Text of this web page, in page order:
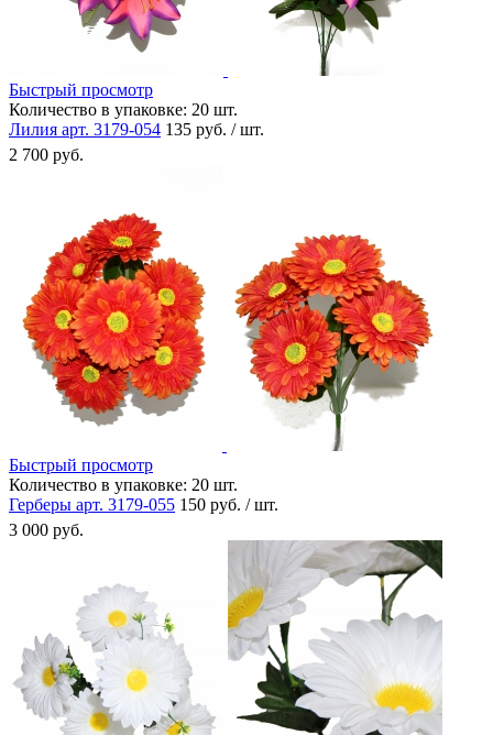
Быстрый просмотр
Количество в упаковке: 20 шт.
Лилия арт. 3179-054 135 руб. / шт.
2 700 руб.
Быстрый просмотр
Количество в упаковке: 20 шт.
Герберы арт. 3179-055 150 руб. / шт.
3 000 руб.